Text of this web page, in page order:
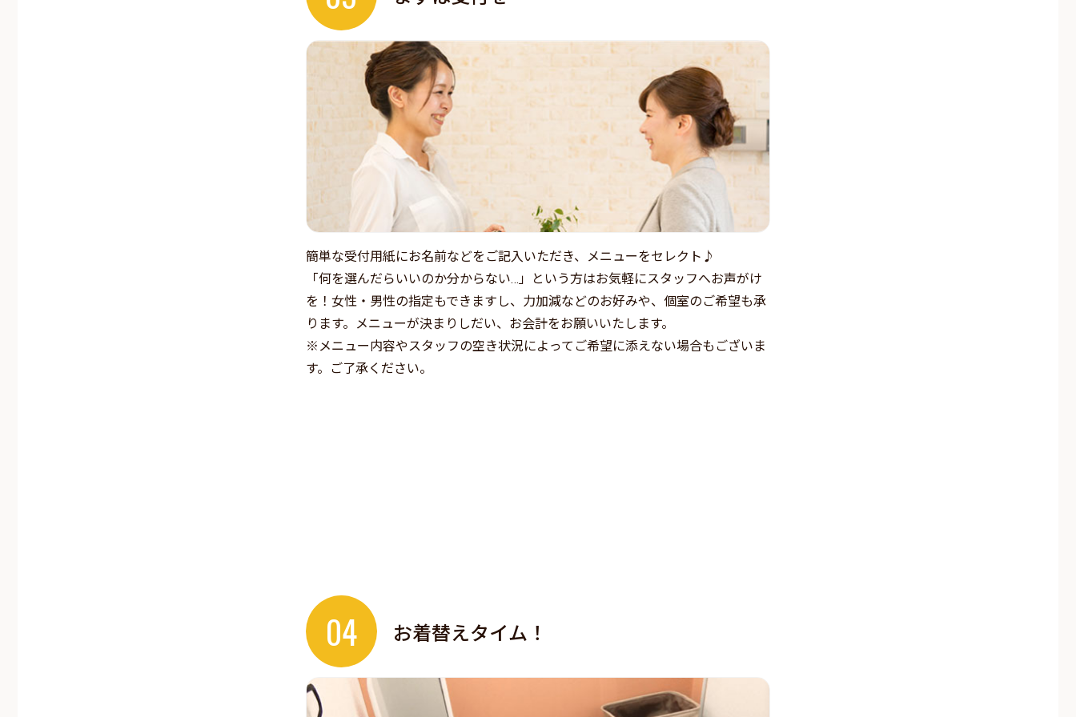
簡単な受付用紙にお名前などをご記入いただき、メニューをセレクト♪
「何を選んだらいいのか分からない…」という方はお気軽にスタッフへお声がけ
を！女性・男性の指定もできますし、力加減などのお好みや、個室のご希望も承
ります。メニューが決まりしだい、お会計をお願いいたします。
※メニュー内容やスタッフの空き状況によってご希望に添えない場合もございま
す。ご了承ください。
04 お着替えタイム！